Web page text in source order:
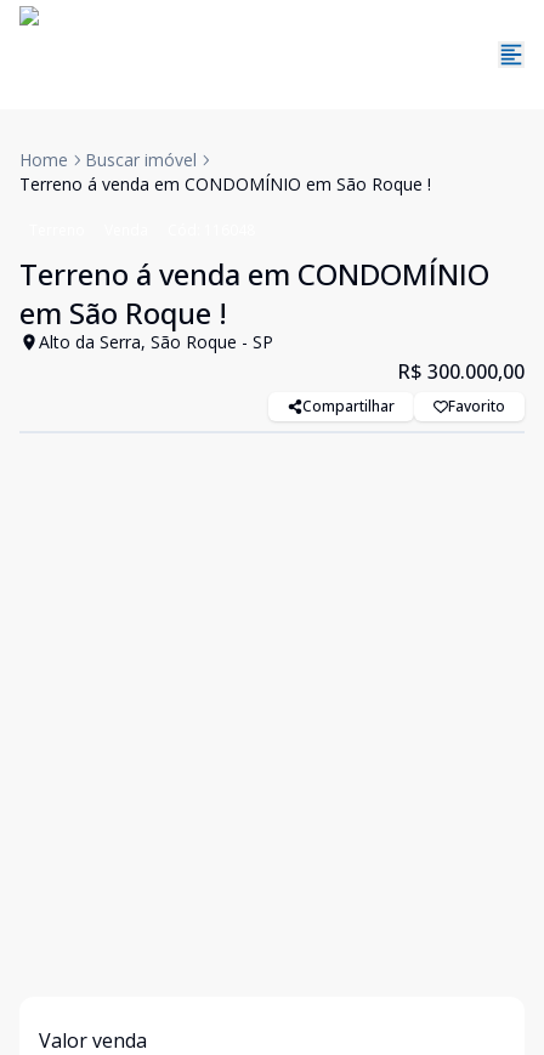
Home
Buscar imóvel
Terreno á venda em CONDOMÍNIO em São Roque !
Terreno á venda em CONDOMÍNIO
em São Roque !
Alto da Serra, São Roque - SP
R$ 300.000,00
Compartilhar Favorito
Valor venda